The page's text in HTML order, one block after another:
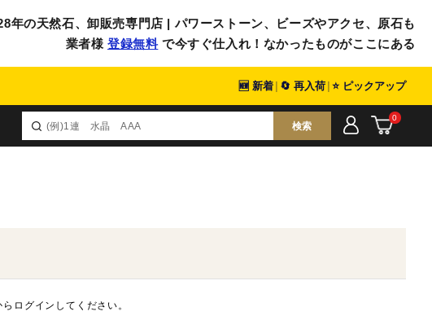
年の天然石、卸販売専門店 | パワーストーン、ビーズやアクセ、原石も
業者様 登録無料で今すぐ仕入れ！なかったものがここにある
🆕 新着 🔄 再入荷 ⭐ ピックアップ
検索
0
らログインしてください。